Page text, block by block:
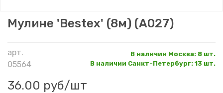
арт.
05564
В наличии Москва: 8 шт.
В наличии Санкт-Петербург: 13 шт.
Мулине 'Bestex' (8м) (A027)
36.00 руб/шт